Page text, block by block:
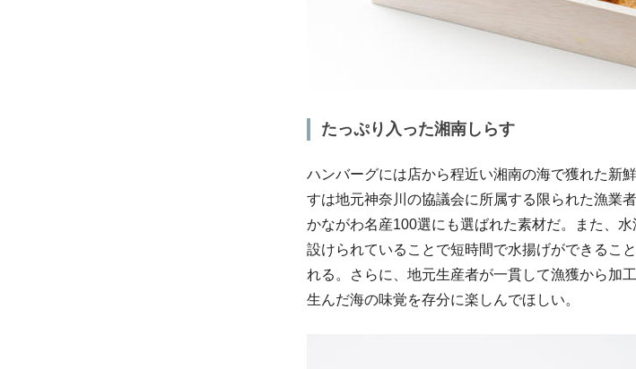
たっぷり入った湘南しらす
ハンバーグには店から程近い湘南の海で獲れた新
すは地元神奈川の協議会に所属する限られた漁業
かながわ名産100選にも選ばれた素材だ。また、
設けられていることで短時間で水揚げができるこ
れる。さらに、地元生産者が一貫して漁獲から加
生んだ海の味覚を存分に楽しんでほしい。